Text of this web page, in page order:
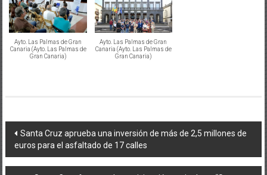
Ayto. Las Palmas de Gran
Canaria (Ayto. Las Palmas de
Gran Canaria)
Ayto. Las Palmas de Gran
Canaria (Ayto. Las Palmas de
Gran Canaria)
Navegación
de
Santa Cruz aprueba una inversión de más de 2,5 millones de
euros para el asfaltado de 17 calles